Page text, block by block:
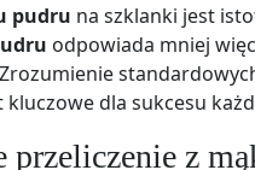
pudru na szklanki jest
odpowiada mniej
kluczowe dla sukcesu
przeliczenie z